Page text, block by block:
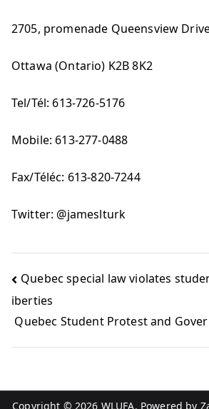
2705, promenade Queensview
Ottawa (Ontario) K2B 8K2
Tel/Tél: 613-726-5176
Mobile: 613-277-0488
Fax/Téléc: 613-820-7244
Twitter: @jameslturk
Quebec special law violates
iberties
Quebec Student Protest and
Copyright © 2026 WLUFA. Powered by